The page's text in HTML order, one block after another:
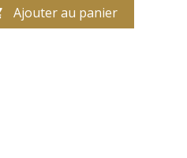
Ajouter au panier